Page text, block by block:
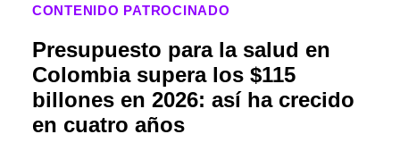
CONTENIDO PATROCINADO
Presupuesto para la salud en
Colombia supera los $115
billones en 2026: así ha crecido
en cuatro años